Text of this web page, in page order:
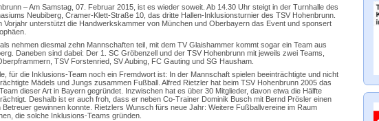
– Am Samstag, 07. Februar 2015, ist es wieder soweit. Ab 14.30 Uhr steigt in der Turnhalle des
Neubiberg, Cramer-Klett-Straße 10, das dritte Hallen-Inklusionsturnier des TSV Hohenbrunn.
Vorjahr unterstützt die Handwerkskammer von München und Oberbayern das Event und sponsert
nehmen diesmal zehn Mannschaften teil, mit dem TV Glaishammer kommt sogar ein Team aus
Daneben sind dabei: Der 1. SC Gröbenzell und der TSV Hohenbrunn mit jeweils zwei Teams,
TSV Forstenried, SV Aubing, FC Gauting und SG Hausham.
für die Inklusions-Team noch ein Fremdwort ist: In der Mannschaft spielen beeinträchtigte und nicht
Mädels und Jungs zusammen Fußball. Alfred Rietzler hat beim TSV Hohenbrunn 2005 das
dieser Art in Bayern gegründet. Inzwischen hat es über 30 Mitglieder, davon etwa die Hälfte
Deshalb ist er auch froh, dass er neben Co-Trainer Dominik Busch mit Bernd Prösler einen
Betreuer gewinnen konnte. Rietzlers Wunsch fürs neue Jahr: Weitere Fußballvereine im Raum
die solche Inklusions-Teams gründen.